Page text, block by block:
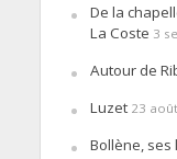
De la
La Coste 3
Autour de
Luzet 23
Bollène, ses